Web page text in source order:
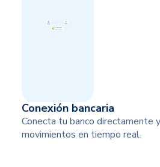
Conexión bancaria
Conecta tu banco directamente
movimientos en tiempo real.